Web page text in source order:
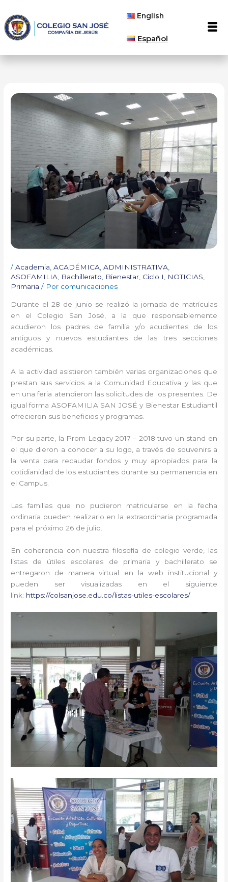
contenido
English
Español
/Academia ,ACADÉMICA ,ADMINISTRATIVA
ASOFAMILIA
Bachillerato Bienestar Ciclo I NOTICIAS
Primaria / Por comunicaciones
Durante el 28 de junio se realizó la jornada de matrículas
en el Colegio San José, a la que responsablemente
acudieron los padres de familia y/o acudientes de los
antiguos y nuevos estudiantes de las tres secciones
académicas.
A la actividad asistieron también varias organizaciones que
prestan sus servicios a la Comunidad Educativa y las que
en una feria atendieron las solicitudes de los presentes. De
igual forma ASOFAMILIA SAN JOSÉ y Bienestar Estudiantil
ofrecieron sus beneficios y programas.
Por su parte, la Prom Legacy 2017 – 2018 tuvo un stand en
el que dieron a conocer a su logo, a través de souvenirs a
la venta para recaudar fondos y muy apropiados para la
cotidianidad de los estudiantes durante su permanencia en
el Campus.
Las familias que no pudieron matricularse en la fecha
ordinaria pueden realizarlo en la extraordinaria programada
para el próximo 26 de julio.
En coherencia con nuestra filosofía de colegio verde, las
listas de útiles escolares de primaria y bachillerato se
entregaron de manera virtual en la web institucional y
pueden ser visualizadas en el siguiente
link: https://colsanjose.edu.co/listas-utiles-escolares/